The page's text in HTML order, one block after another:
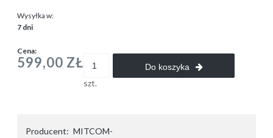
Wysyłka w:
7 dni
Cena:
599,00 ZŁ
szt.
Do koszyka
Producent: MITCOM-